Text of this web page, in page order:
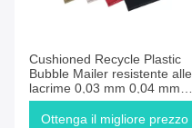
Cushioned Recycle Plastic
Bubble Mailer resistente alle
lacrime 0,03 mm 0,04 mm
0,05 mm
Ottenga il migliore prezzo